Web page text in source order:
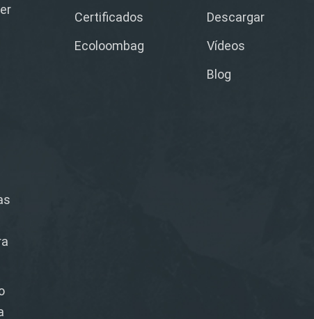
Certificados
Ecoloombag
Descargar
Vídeos
Blog